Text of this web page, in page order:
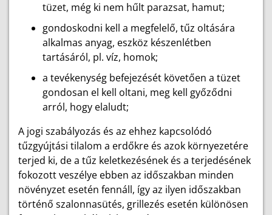
tüzet, még ki nem hűlt parazsat, hamut;
gondoskodni kell a megfelelő, tűz oltására
alkalmas anyag, eszköz készenlétben
tartásáról, pl. víz, homok;
a tevékenység befejezését követően a tüzet
gondosan el kell oltani, meg kell győződni
arról, hogy elaludt;
A jogi szabályozás és az ehhez kapcsolódó
tűzgyújtási tilalom a erdőkre és azok környezetére
terjed ki, de a tűz keletkezésének és a terjedésének
fokozott veszélye ebben az időszakban minden
növényzet esetén fennáll, így az ilyen időszakban
történő szalonnasütés, grillezés esetén különösen